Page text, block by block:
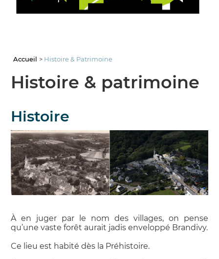
Accueil > Histoire & Patrimoine
Histoire & patrimoine
Histoire
À en juger par le nom des villages, on pense
qu’une vaste forêt aurait jadis enveloppé Brandivy.
Ce lieu est habité dès la Préhistoire.